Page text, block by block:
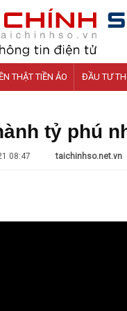
THẬT TIỀN ẢO ĐẦU TƯ
tỷ phú
08:47 taichinhso.net.vn